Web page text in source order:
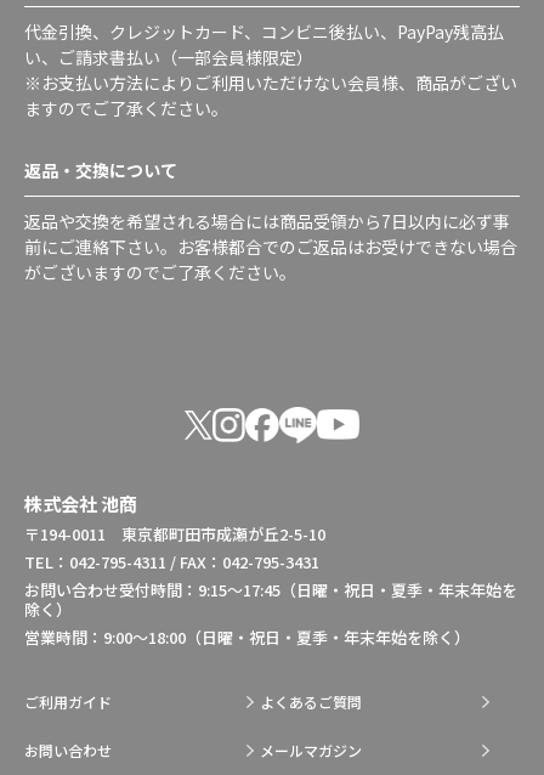
代金引換、クレジットカード、コンビニ後払い、PayPay残高払
い、ご請求書払い（一部会員様限定）
※お支払い方法によりご利用いただけない会員様、商品がござい
ますのでご了承ください。
返品・交換について
返品や交換を希望される場合には商品受領から7日以内に必ず事
前にご連絡下さい。お客様都合でのご返品はお受けできない場合
がございますのでご了承ください。
株式会社 池商
〒194-0011 東京都町田市成瀬が丘2-5-10
TEL：042-795-4311 / FAX：042-795-3431
お問い合わせ受付時間：9:15～17:45（日曜・祝日・夏季・年末年始を
除く）
営業時間：9:00～18:00（日曜・祝日・夏季・年末年始を除く）
ご利用ガイド よくあるご質問
お問い合わせ メールマガジン